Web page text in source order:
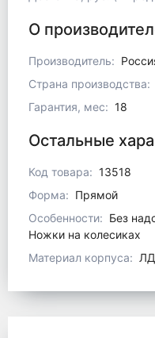
О
Производитель:
Страна производства:
Гарантия, мес: 18
Остальные
Код товара: 13518
Форма: Прямой
Особенности: Без
Ножки на колесиках
Материал корпуса: